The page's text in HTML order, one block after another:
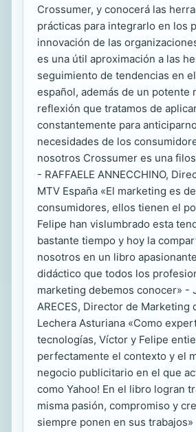
Crossumer, y conocerá las
prácticas para integrarlo en los
innovación de las
es una útil aproximación a las
seguimiento de tendencias en
español, además de un potente
reflexión que tratamos de
constantemente para
necesidades de los
nosotros Crossumer es una
- RAFFAELE ANNECCHINO,
MTV España «El marketing es
consumidores, ellos tienen el
Felipe han vislumbrado esta
bastante tiempo y hoy la
nosotros en un libro
didáctico que todos los
marketing debemos conocer» -
ARECES, Director de Marketing
Lechera Asturiana «Como
tecnologías, Víctor y Felipe
perfectamente el contexto y el
negocio publicitario en el que
como Yahoo! En el libro logran
misma pasión, compromiso y
siempre ponen en sus trabajos»